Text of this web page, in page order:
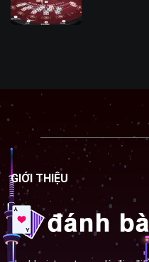
GIỚI THIỆU